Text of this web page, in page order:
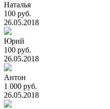
Наталья
100 руб.
26.05.2018
Юрий
100 руб.
26.05.2018
Антон
1 000 руб.
26.05.2018